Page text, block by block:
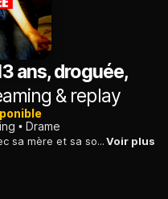
ans, droguée,
& replay
Drame
Une Berlinoise de 13 ans, qui vit avec sa mère et sa soeur, rêve d'échapper à son morne quotidien. Elle glisse peu à peu dans la drogue et la prostitution.Voir plus